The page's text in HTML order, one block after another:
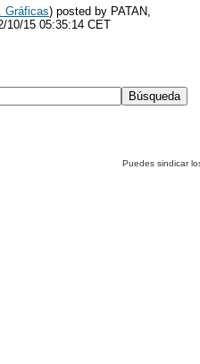
Gráficas) posted by PATAN,
10/15 05:35:14 CET
Puedes sindicar